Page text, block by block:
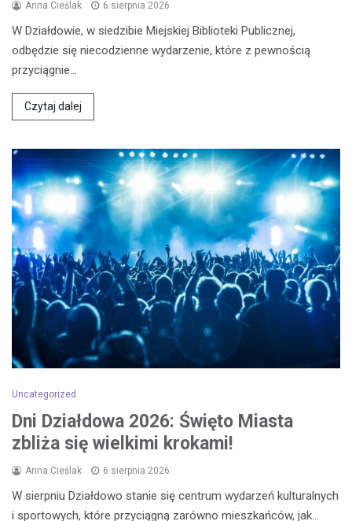
Anna Cieślak 6 sierpnia 2026
W Działdowie, w siedzibie Miejskiej Biblioteki Publicznej,
odbędzie się niecodzienne wydarzenie, które z pewnością
przyciągnie…
Czytaj dalej
Uncategorized
Dni Działdowa 2026: Święto Miasta
zbliża się wielkimi krokami!
Anna Cieślak 6 sierpnia 2026
W sierpniu Działdowo stanie się centrum wydarzeń kulturalnych
i sportowych, które przyciągną zarówno mieszkańców, jak…